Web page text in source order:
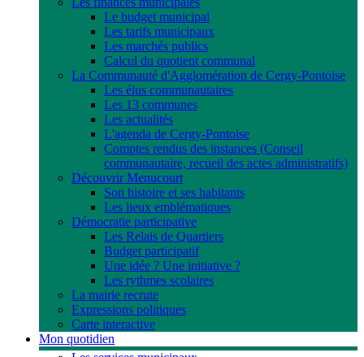
Le budget municipal
Les tarifs municipaux
Les marchés publics
Calcul du quotient communal
La Communauté d'Agglomération de Cergy-Pontoise
Les élus communautaires
Les 13 communes
Les actualités
L'agenda de Cergy-Pontoise
Comptes rendus des instances (Conseil
communautaire, recueil des actes administratifs)
Découvrir Menucourt
Son histoire et ses habitants
Les lieux emblématiques
Démocratie participative
Les Relais de Quartiers
Budget participatif
Une idée ? Une initiative ?
Les rythmes scolaires
La mairie recrute
Expressions politiques
Carte interactive
Mon quotidien